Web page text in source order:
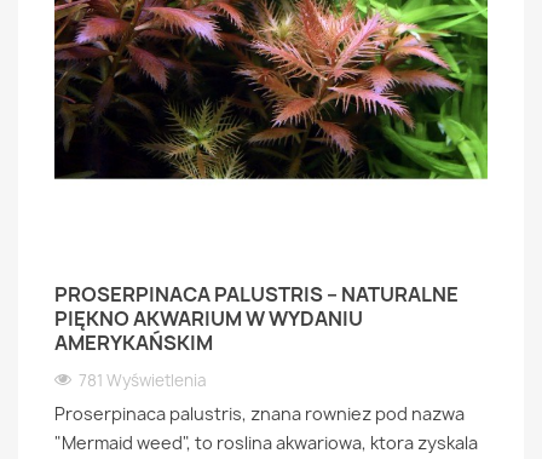
PROSERPINACA PALUSTRIS – NATURALNE
PIĘKNO AKWARIUM W WYDANIU
AMERYKAŃSKIM
781 Wyświetlenia
Proserpinaca palustris, znana rowniez pod nazwa
"Mermaid weed", to roslina akwariowa, ktora zyskala